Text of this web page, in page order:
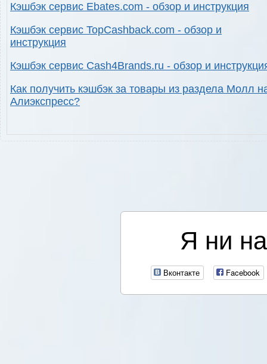
Кэшбэк сервис Ebates.com - обзор и инструкция
Кэшбэк сервис TopCashback.com - обзор и
инструкция
Кэшбэк сервис Cash4Brands.ru - обзор и
Как получить кэшбэк за товары из раздела Молл
Алиэкспресс?
Я ни
Вконтакте Facebook